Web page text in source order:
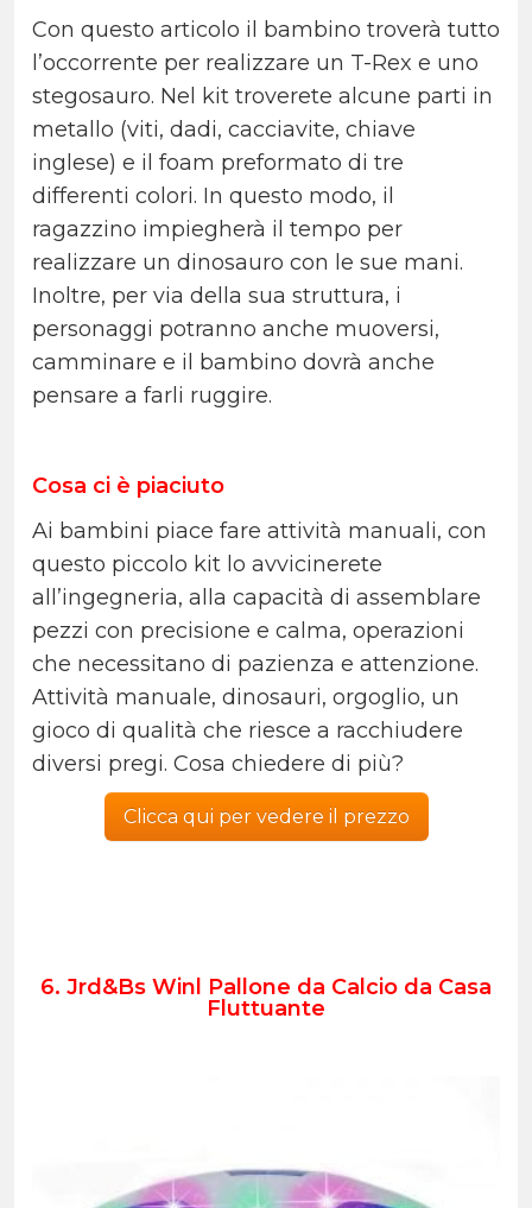
Con questo articolo il bambino troverà tutto
l’occorrente per realizzare un T-Rex e uno
stegosauro. Nel kit troverete alcune parti in
metallo (viti, dadi, cacciavite, chiave
inglese) e il foam preformato di tre
differenti colori. In questo modo, il
ragazzino impiegherà il tempo per
realizzare un dinosauro con le sue mani.
Inoltre, per via della sua struttura, i
personaggi potranno anche muoversi,
camminare e il bambino dovrà anche
pensare a farli ruggire.
Cosa ci è piaciuto
Ai bambini piace fare attività manuali, con
questo piccolo kit lo avvicinerete
all’ingegneria, alla capacità di assemblare
pezzi con precisione e calma, operazioni
che necessitano di pazienza e attenzione.
Attività manuale, dinosauri, orgoglio, un
gioco di qualità che riesce a racchiudere
diversi pregi. Cosa chiedere di più?
Clicca qui per vedere il prezzo
6. Jrd&Bs Winl Pallone da Calcio da Casa
Fluttuante